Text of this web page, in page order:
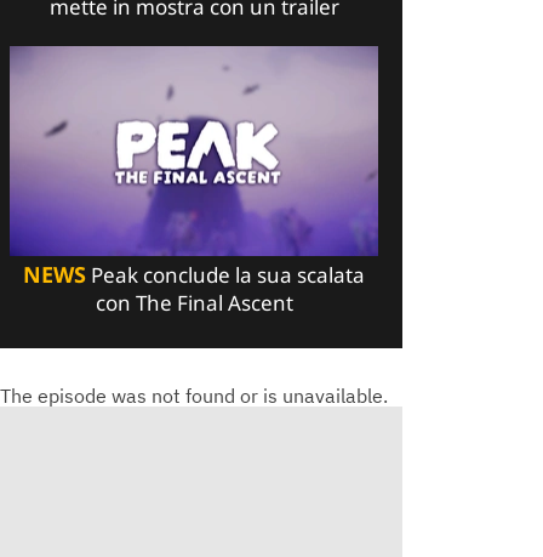
mette in mostra con un trailer
NEWS Peak conclude la sua scalata
con The Final Ascent